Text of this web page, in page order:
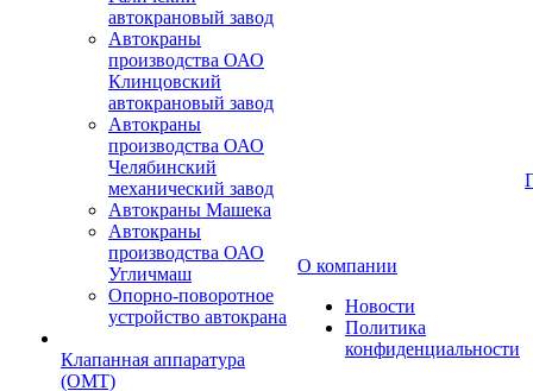
автокрановый завод
Автокраны
производства ОАО
Клинцовский
автокрановый завод
Автокраны
производства ОАО
Челябинский
механический завод
Автокраны Машека
Автокраны
производства ОАО
Угличмаш
Опорно-поворотное
устройство автокрана
Клапанная аппаратура
(OMT)
О компании
Новости
Политика
конфиденциальности